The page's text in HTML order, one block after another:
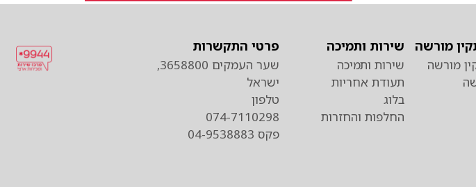
מורשה
מורשה
שירות ותמיכה
שירות ותמיכה
תעודת אחריות
בלוג
החלפות והחזרות
פרטי התקשרות
שער העמקים 3658800,
ישראל
טלפון
074-7110298
פקס 04-9538883